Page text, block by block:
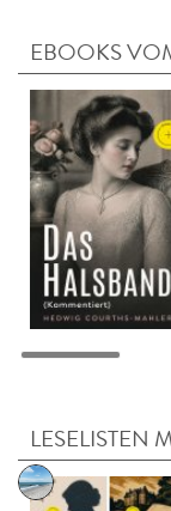
EBOOKS
LESELISTEN